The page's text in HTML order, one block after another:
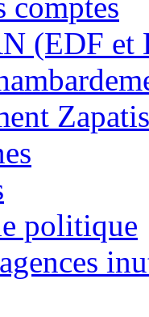
comptes
(EDF et
politique